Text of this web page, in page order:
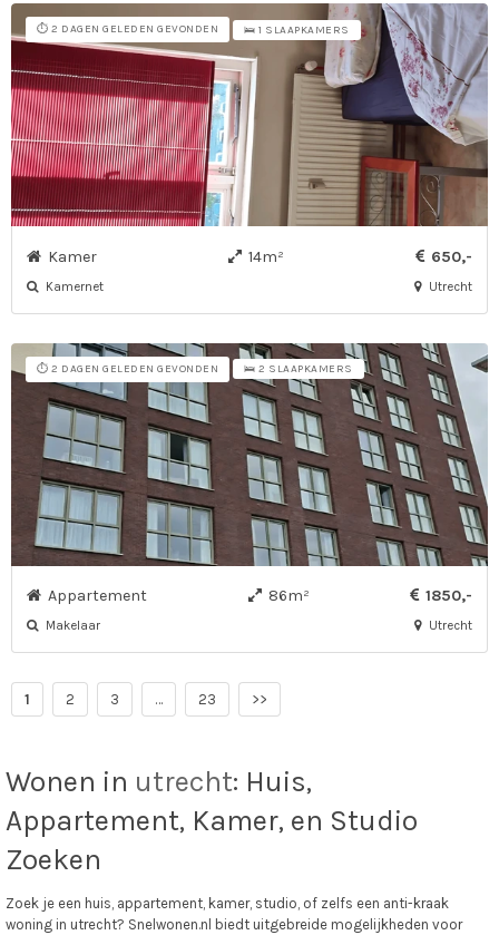
⏱️ 2 DAGEN GELEDEN GEVONDEN 🛌 1 SLAAPKAMERS
Kamer 14m² 650,-
Kamernet Utrecht
⏱️ 2 DAGEN GELEDEN GEVONDEN 🛌 2 SLAAPKAMERS
Appartement 86m² 1850,-
Makelaar Utrecht
1 2 3 … 23 >>
Wonen in utrecht: Huis,
Appartement, Kamer, en Studio
Zoeken
Zoek je een huis, appartement, kamer, studio, of zelfs een anti-kraak
woning in utrecht? Snelwonen.nl biedt uitgebreide mogelijkheden voor